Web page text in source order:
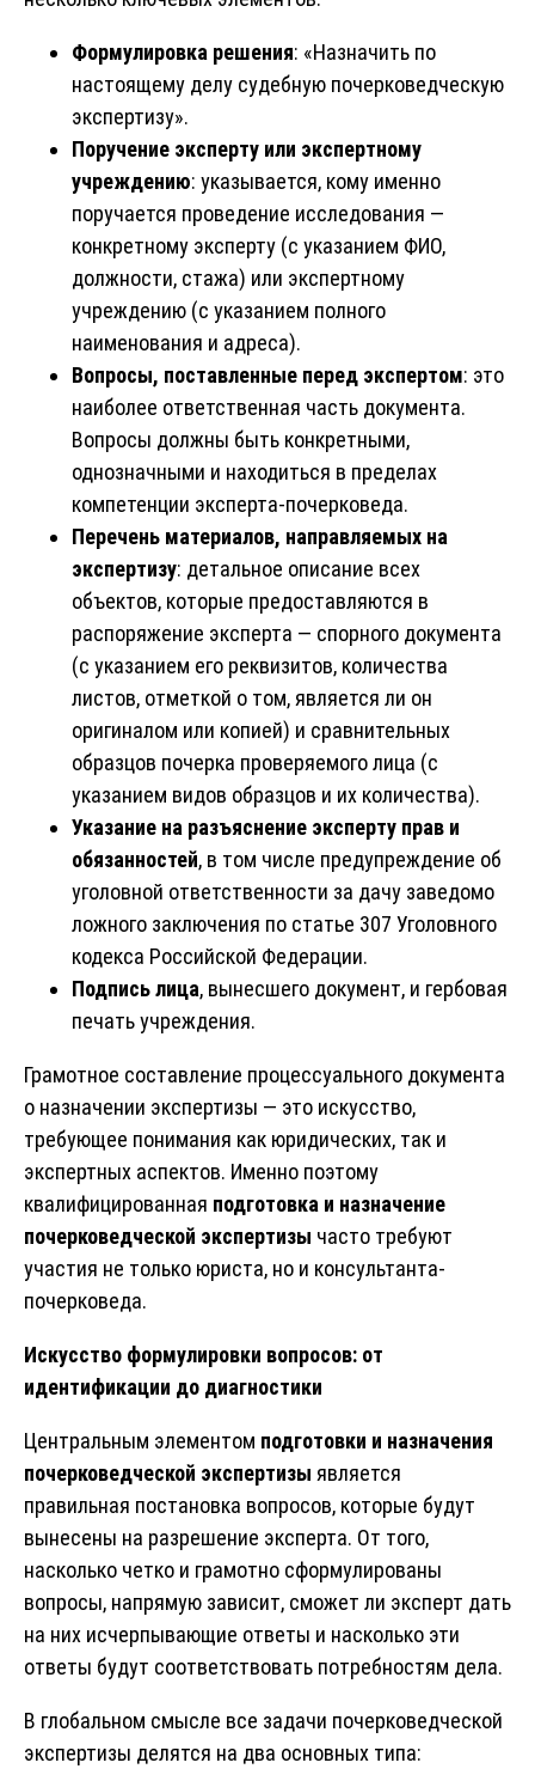
Формулировка решения: «Назначить по
настоящему делу судебную почерковедческую
экспертизу».
Поручение эксперту или экспертному
учреждению: указывается, кому именно
поручается проведение исследования —
конкретному эксперту (с указанием ФИО,
должности, стажа) или экспертному
учреждению (с указанием полного
наименования и адреса).
Вопросы, поставленные перед экспертом: это
наиболее ответственная часть документа.
Вопросы должны быть конкретными,
однозначными и находиться в пределах
компетенции эксперта-почерковеда.
Перечень материалов, направляемых на
экспертизу: детальное описание всех
объектов, которые предоставляются в
распоряжение эксперта — спорного документа
(с указанием его реквизитов, количества
листов, отметкой о том, является ли он
оригиналом или копией) и сравнительных
образцов почерка проверяемого лица (с
указанием видов образцов и их количества).
Указание на разъяснение эксперту прав и
обязанностей, в том числе предупреждение об
уголовной ответственности за дачу заведомо
ложного заключения по статье 307 Уголовного
кодекса Российской Федерации.
Подпись лица, вынесшего документ, и гербовая
печать учреждения.
Грамотное составление процессуального документа
о назначении экспертизы — это искусство,
требующее понимания как юридических, так и
экспертных аспектов. Именно поэтому
квалифицированная подготовка и назначение
почерковедческой экспертизы часто требуют
участия не только юриста, но и консультанта-
почерковеда.
Искусство формулировки вопросов: от
идентификации до диагностики
Центральным элементом подготовки и назначения
почерковедческой экспертизы является
правильная постановка вопросов, которые будут
вынесены на разрешение эксперта. От того,
насколько четко и грамотно сформулированы
вопросы, напрямую зависит, сможет ли эксперт дать
на них исчерпывающие ответы и насколько эти
ответы будут соответствовать потребностям дела.
В глобальном смысле все задачи почерковедческой
экспертизы делятся на два основных типа: